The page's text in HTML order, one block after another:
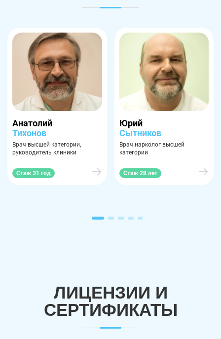
Анатолий
Тихонов
Врач высшей категории,
руководитель клиники
Стаж 31 год
Юрий
Сытников
Врач нарколог высшей
категории
Стаж 28 лет
ЛИЦЕНЗИИ И
СЕРТИФИКАТЫ